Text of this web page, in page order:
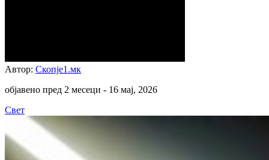
Автор: Скопје1.мк
објавено пред 2 месеци - 16 мај, 2026
Свет